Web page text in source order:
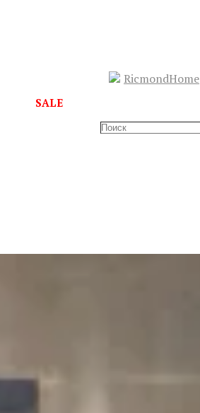
RicmondHome
SALE
Search